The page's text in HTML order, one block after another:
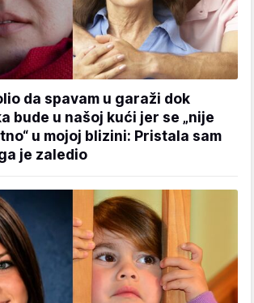
da spavam u garaži dok
bude u našoj kući jer se „nije
u mojoj blizini: Pristala sam
je zaledio